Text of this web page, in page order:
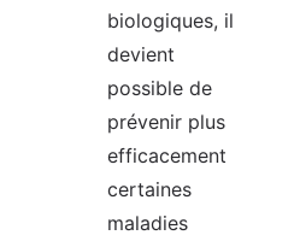
biologiques, il
devient
possible de
prévenir plus
efficacement
certaines
maladies